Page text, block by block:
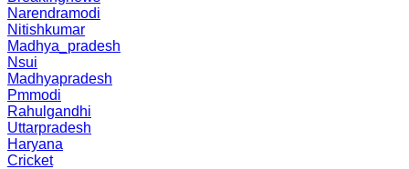
Narendramodi
Nitishkumar
Madhya_pradesh
Nsui
Madhyapradesh
Pmmodi
Rahulgandhi
Uttarpradesh
Haryana
Cricket